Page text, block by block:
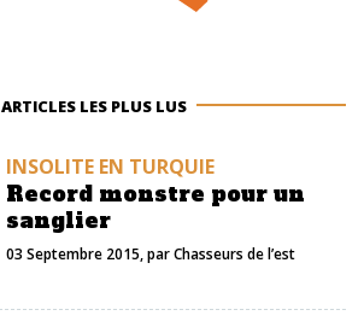
ARTICLES LES PLUS LUS
INSOLITE EN TURQUIE
Record monstre pour un
sanglier
03 Septembre 2015, parChasseurs de l’est